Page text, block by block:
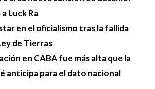
Luck Ra
en el oficialismo tras la fallida
de Tierras
en CABA fue más alta que la
anticipa para el dato nacional